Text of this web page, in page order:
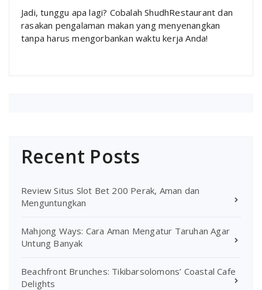
Jadi, tunggu apa lagi? Cobalah ShudhRestaurant dan
rasakan pengalaman makan yang menyenangkan
tanpa harus mengorbankan waktu kerja Anda!
Recent Posts
Review Situs Slot Bet 200 Perak, Aman dan
Menguntungkan
Mahjong Ways: Cara Aman Mengatur Taruhan Agar
Untung Banyak
Beachfront Brunches: Tikibarsolomons’ Coastal Cafe
Delights